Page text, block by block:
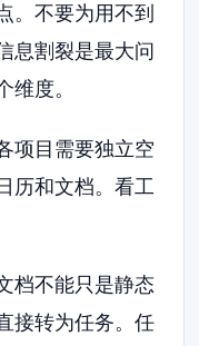
。不要为用不到
息割裂是最大问
维度。
项目需要独立空
历和文档。看工
档不能只是静态
接转为任务。任